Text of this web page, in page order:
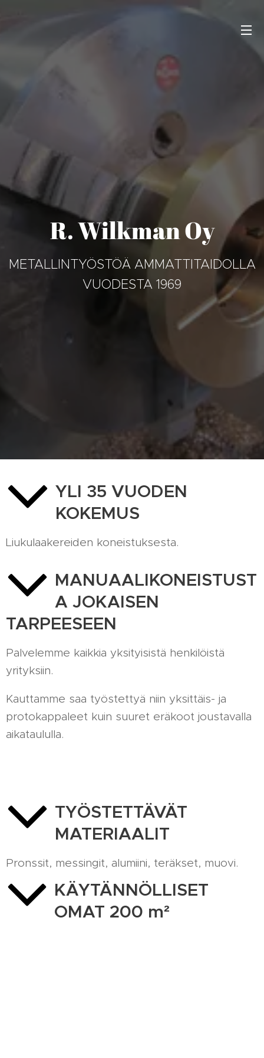
R. Wilkman Oy
METALLINTYÖSTÖÄ AMMATTITAIDOLLA
VUODESTA 1969
YLI 35 VUODEN
KOKEMUS
Liukulaakereiden koneistuksesta.
MANUAALIKONEISTUST
A JOKAISEN
TARPEESEEN
Palvelemme kaikkia yksityisistä henkilöistä
yrityksiin.
Kauttamme saa työstettyä niin yksittäis- ja
protokappaleet kuin suuret eräkoot joustavalla
aikataululla.
TYÖSTETTÄVÄT
MATERIAALIT
Pronssit, messingit, alumiini, teräkset, muovi.
KÄYTÄNNÖLLISET
OMAT 200 m²